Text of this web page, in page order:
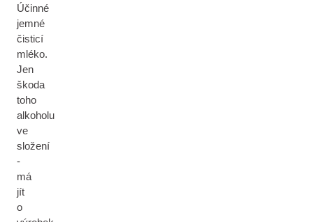
Účinné
jemné
čisticí
mléko.
Jen
škoda
toho
alkoholu
ve
složení
-
má
jít
o